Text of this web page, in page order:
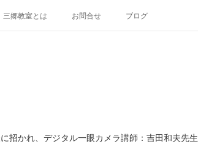
三郷教室とは お問合せ ブログ
招かれ、デジタル一眼カメラ講師：吉田和夫先生